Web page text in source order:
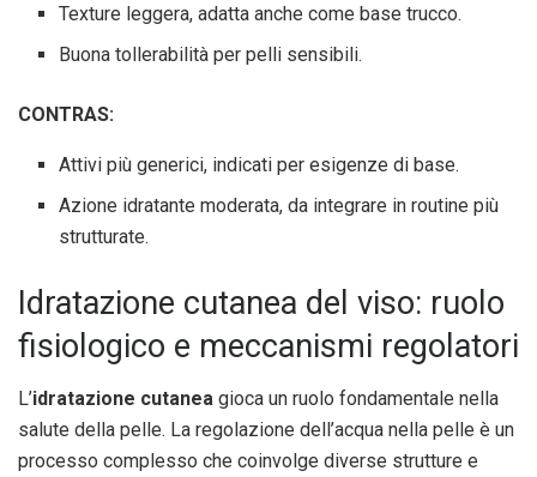
Texture leggera, adatta anche come base trucco.
Buona tollerabilità per pelli sensibili.
CONTRAS:
Attivi più generici, indicati per esigenze di base.
Azione idratante moderata, da integrare in routine più
strutturate.
Idratazione cutanea del viso: ruolo
fisiologico e meccanismi regolatori
L’idratazione cutanea gioca un ruolo fondamentale nella
salute della pelle. La regolazione dell’acqua nella pelle è un
processo complesso che coinvolge diverse strutture e